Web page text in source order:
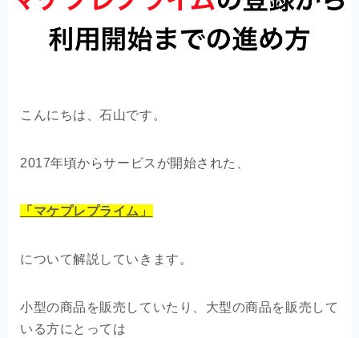
OEM商品×Amazon
お問い合わせ
こんにちは、石山です。
2017年頃からサービスが開始された、
「マケプレプライム」
について解説していきます。
小型の商品を販売していたり、大型の商品を販売して
いる方にとっては